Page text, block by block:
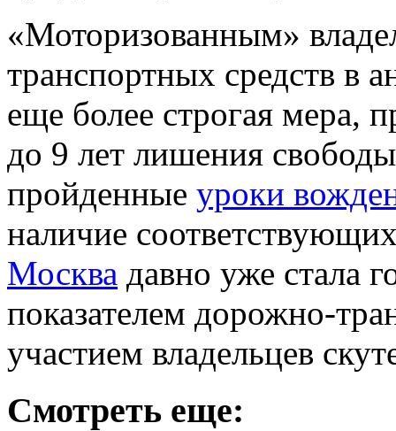
«Моторизованным»
транспортных средств в
еще более строгая мера,
до 9 лет лишения
пройденные уроки
наличие
Москва давно уже стала
показателем дорожно-
участием владельцев
Смотреть еще: